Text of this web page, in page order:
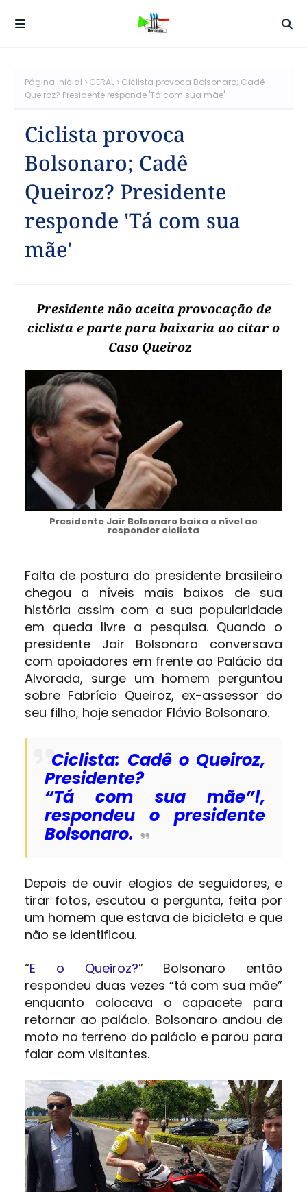
Página inicial GERAL
Ciclista provoca Bolsonaro; Cadê
Queiroz? Presidente responde 'Tá com sua mãe'
Ciclista provoca
Bolsonaro; Cadê
Queiroz? Presidente
responde 'Tá com sua
mãe'
Presidente não aceita provocação de
ciclista e parte para baixaria ao citar o
Caso Queiroz
Presidente Jair Bolsonaro baixa o nível ao
responder ciclista
Falta de postura do presidente brasileiro
chegou a níveis mais baixos de sua
história assim com a sua popularidade
em queda livre a pesquisa. Quando o
presidente Jair Bolsonaro conversava
com apoiadores em frente ao Palácio da
Alvorada, surge um homem perguntou
sobre Fabrício Queiroz, ex-assessor do
seu filho, hoje senador Flávio Bolsonaro.
Ciclista: Cadê o Queiroz,
Presidente?
“Tá com sua mãe”!,
respondeu o presidente
Bolsonaro.
Depois de ouvir elogios de seguidores, e
tirar fotos, escutou a pergunta, feita por
um homem que estava de bicicleta e que
não se identificou.
“E o Queiroz?” Bolsonaro então
respondeu duas vezes “tá com sua mãe”
enquanto colocava o capacete para
retornar ao palácio. Bolsonaro andou de
moto no terreno do palácio e parou para
falar com visitantes.